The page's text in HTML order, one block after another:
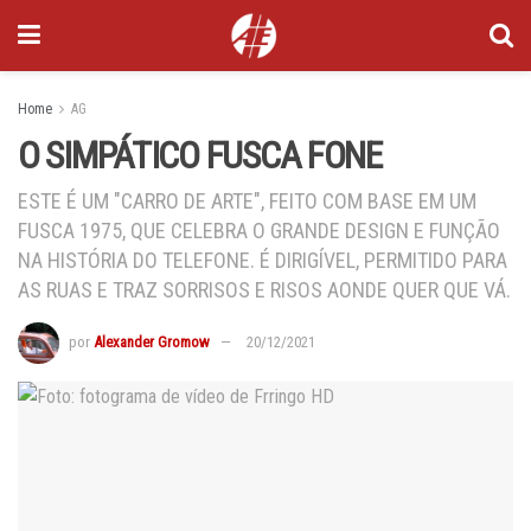
Home AG
O SIMPÁTICO FUSCA FONE
ESTE É UM "CARRO DE ARTE", FEITO COM BASE EM UM
FUSCA 1975, QUE CELEBRA O GRANDE DESIGN E FUNÇÃO
NA HISTÓRIA DO TELEFONE. É DIRIGÍVEL, PERMITIDO PARA
AS RUAS E TRAZ SORRISOS E RISOS AONDE QUER QUE VÁ.
por Alexander Gromow 20/12/2021